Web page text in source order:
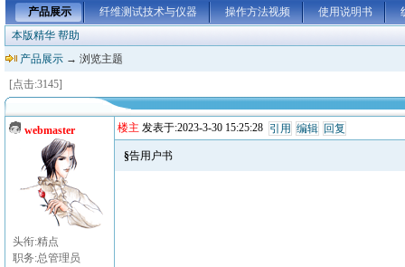
产品展示 纤维测试技术与仪器 操作方法视频 使用说明书
本版精华 帮助
产品展示 → 浏览主题
[点击:3145]
webmaster
头衔:精点
职务:总管理员
楼主 发表于:2023-3-30 15:25:28 引用 编辑 回复
§告用户书